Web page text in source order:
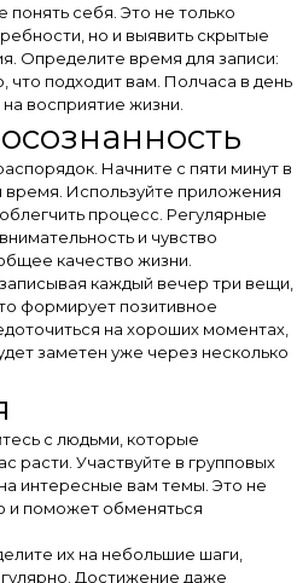
себя. Это не только
но и выявить скрытые
Определите время для записи:
что подходит вам. Полчаса в день
восприятие жизни.
Начните с пяти минут в
время. Используйте приложения
процесс. Регулярные
и чувство
качество жизни.
каждый вечер три вещи,
формирует позитивное
на хороших моментах,
заметен уже через несколько
с людьми, которые
расти. Участвуйте в групповых
интересные вам темы. Это не
и поможет обменяться
их на небольшие шаги,
Достижение даже